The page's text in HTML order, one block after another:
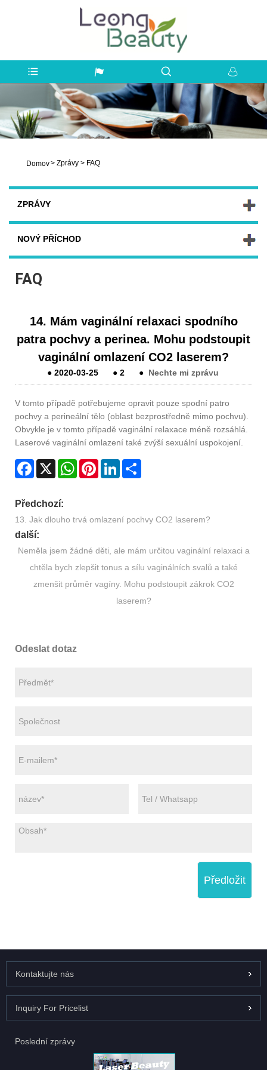
Domov> Zprávy > FAQ
ZPRÁVY
NOVÝ PŘÍCHOD
FAQ
14. Mám vaginální relaxaci spodního
patra pochvy a perinea. Mohu podstoupit
vaginální omlazení CO2 laserem?
●2020-03-25 ●2 ● Nechte mi zprávu
V tomto případě potřebujeme opravit pouze spodní patro
pochvy a perineální tělo (oblast bezprostředně mimo pochvu).
Obvykle je v tomto případě vaginální relaxace méně rozsáhlá.
Laserové vaginální omlazení také zvýší sexuální uspokojení.
Facebook
X WhatsAppPinterestLinkedIn
Předchozí:
13. Jak dlouho trvá omlazení pochvy CO2 laserem?
další:
Neměla jsem žádné děti, ale mám určitou vaginální relaxaci a
chtěla bych zlepšit tonus a sílu vaginálních svalů a také
zmenšit průměr vagíny. Mohu podstoupit zákrok CO2
laserem?
Odeslat dotaz
Předložit
Kontaktujte nás
Inquiry For Pricelist
Poslední zprávy